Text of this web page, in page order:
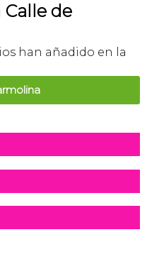
Calle de
han añadido en la